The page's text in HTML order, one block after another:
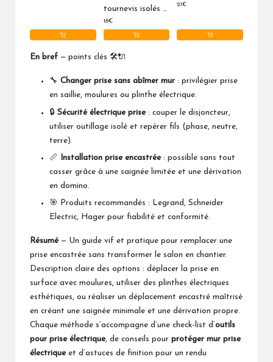
et Découpage
des Plaques de
d'un Trou
Existant
tournevis isolés –
8 pièces de
tournevis
électriques testés
tournevis
d'électricien 1000
rangement inclus
18€
Tournevis Isolé +
Interchangeables
Tension,
Precision, pour le
Montage et le
21€
En bref — points clés 🛠️🔌
🔧 Changer prise sans abîmer mur : privilégier prise
en saillie, moulures ou plinthe électrique.
🔒 Sécurité électrique prise: couper le disjoncteur,
utiliser outillage isolé et repérer fils (phase, neutre,
terre).
📏 Installation prise encastrée: possible sans tout
casser grâce à une saignée limitée et une dérivation
en domino.
🎯 Produits recommandés : Legrand, Schneider
Electric, Hager pour fiabilité et conformité.
Résumé— Un guide vif et pratique pour remplacer une
prise encastrée sans transformer le salon en chantier.
Description claire des options : déplacer la prise en
surface avec moulures, utiliser des plinthes électriques
esthétiques, ou réaliser un déplacement encastré maîtrisé
en créant une saignée minimale et une dérivation propre.
Chaque méthode s’accompagne d’une check-list d’outils
pour prise électrique, de conseils pour protéger mur prise
électriqueet d’astuces de finition pour un rendu